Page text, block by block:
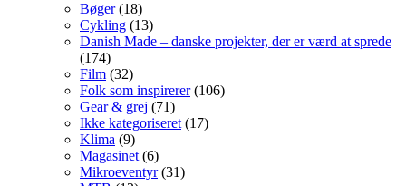
Bøger(18)
Cykling (13)
Danish Made – danske projekter, der er værd at sprede
(174)
Film (32)
Folk som inspirerer(106)
Gear & grej (71)
Ikke kategoriseret (17)
Klima (9)
Magasinet (6)
Mikroeventyr(31)